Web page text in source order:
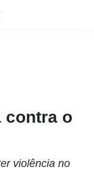
contra o
violência no